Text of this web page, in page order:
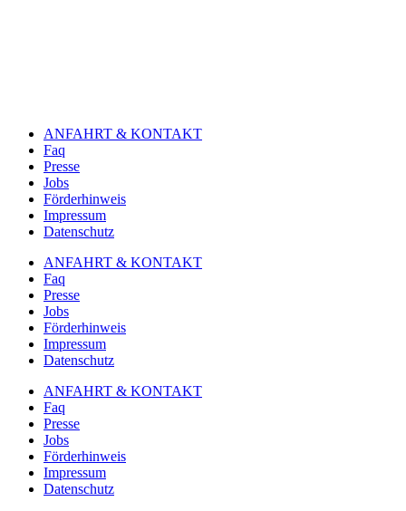
ANFAHRT & KONTAKT
Faq
Presse
Jobs
Förderhinweis
Impressum
Datenschutz
ANFAHRT & KONTAKT
Faq
Presse
Jobs
Förderhinweis
Impressum
Datenschutz
ANFAHRT & KONTAKT
Faq
Presse
Jobs
Förderhinweis
Impressum
Datenschutz